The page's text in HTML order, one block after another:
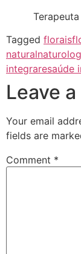
Terapeuta
Tagged florais
natural
integraresaúde
Leave
Your email
fields are
Comment *